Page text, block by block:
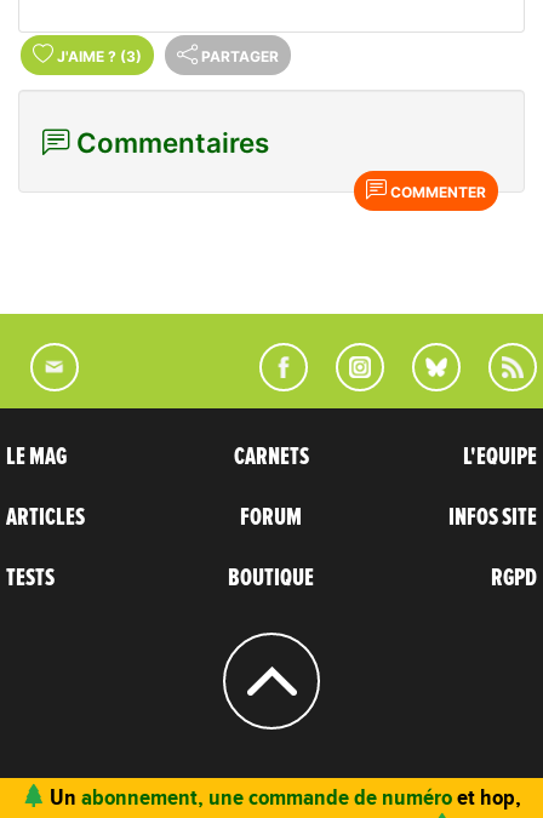
J'AIME ? (3) PARTAGER
Commentaires
COMMENTER
LE MAG
ARTICLES
TESTS
CARNETS
FORUM
BOUTIQUE
L'EQUIPE
INFOS SITE
RGPD
© 2004 - 2026 CARNETS D’AVENTURES
Un abonnement, une commande de numéroet hop,